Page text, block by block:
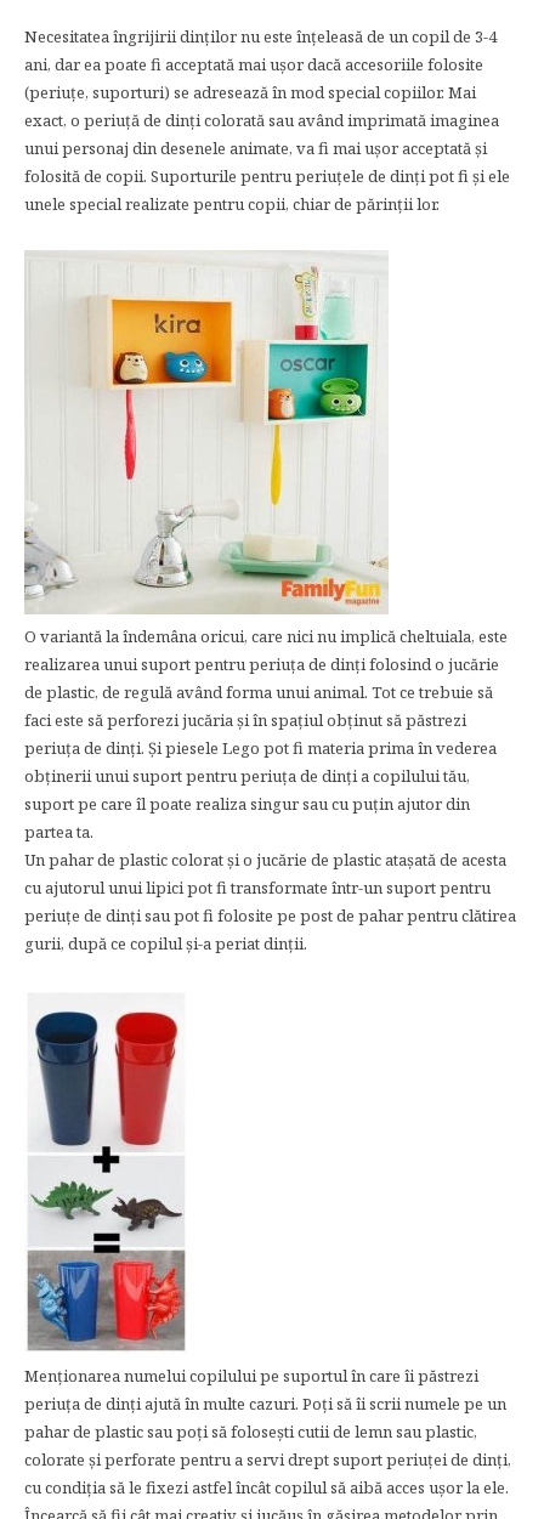
Necesitatea îngrijirii dinţilor nu este înţeleasă de un copil de 3-4
ani, dar ea poate fi acceptată mai uşor dacă accesoriile folosite
(periuțe, suporturi) se adresează în mod special copiilor. Mai
exact, o periuţă de dinţi colorată sau având imprimată imaginea
unui personaj din desenele animate, va fi mai uşor acceptată şi
folosită de copii. Suporturile pentru periuţele de dinţi pot fi şi ele
unele special realizate pentru copii, chiar de părinţii lor.
O variantă la îndemâna oricui, care nici nu implică cheltuiala, este
realizarea unui suport pentru periuţa de dinţi folosind o jucărie
de plastic, de regulă având forma unui animal. Tot ce trebuie să
faci este să perforezi jucăria şi în spaţiul obţinut să păstrezi
periuţa de dinţi. Şi piesele Lego pot fi materia prima în vederea
obţinerii unui suport pentru periuţa de dinţi a copilului tău,
suport pe care îl poate realiza singur sau cu puţin ajutor din
partea ta.
Un pahar de plastic colorat şi o jucărie de plastic ataşată de acesta
cu ajutorul unui lipici pot fi transformate într-un suport pentru
periuţe de dinţi sau pot fi folosite pe post de pahar pentru clătirea
gurii, după ce copilul şi-a periat dinții.
Menţionarea numelui copilului pe suportul în care îi păstrezi
periuţa de dinţi ajută în multe cazuri. Poţi să îi scrii numele pe un
pahar de plastic sau poţi să foloseşti cutii de lemn sau plastic,
colorate şi perforate pentru a servi drept suport periuţei de dinţi,
cu condiţia să le fixezi astfel încât copilul să aibă acces uşor la ele.